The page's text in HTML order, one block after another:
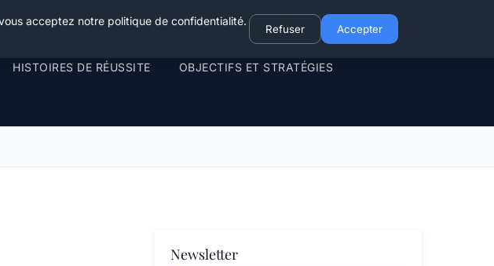
HISTOIRES DE RÉUSSITE OBJECTIFS ET STRATÉGIES
Newsletter
acceptez notre politique de confidentialité.
Refuser Accepter